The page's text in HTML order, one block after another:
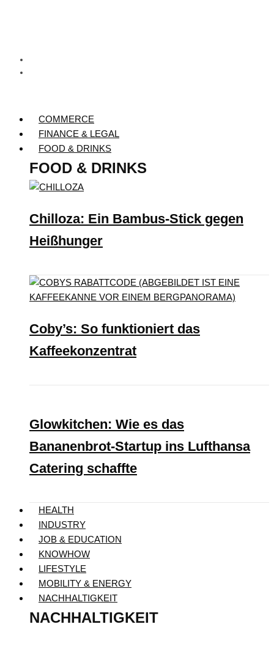
COMMERCE
FINANCE & LEGAL
FOOD & DRINKS
FOOD & DRINKS
Chilloza: Ein Bambus-Stick gegen
Heißhunger
Coby’s: So funktioniert das
Kaffeekonzentrat
Glowkitchen: Wie es das
Bananenbrot-Startup ins Lufthansa
Catering schaffte
HEALTH
INDUSTRY
JOB & EDUCATION
KNOWHOW
LIFESTYLE
MOBILITY & ENERGY
NACHHALTIGKEIT
NACHHALTIGKEIT